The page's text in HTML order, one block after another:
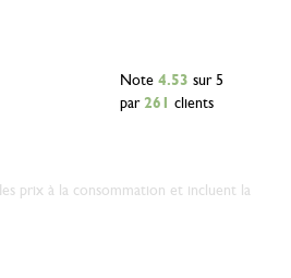
Note 4.53 sur 5
par 261 clients
prix à la consommation et incluent la